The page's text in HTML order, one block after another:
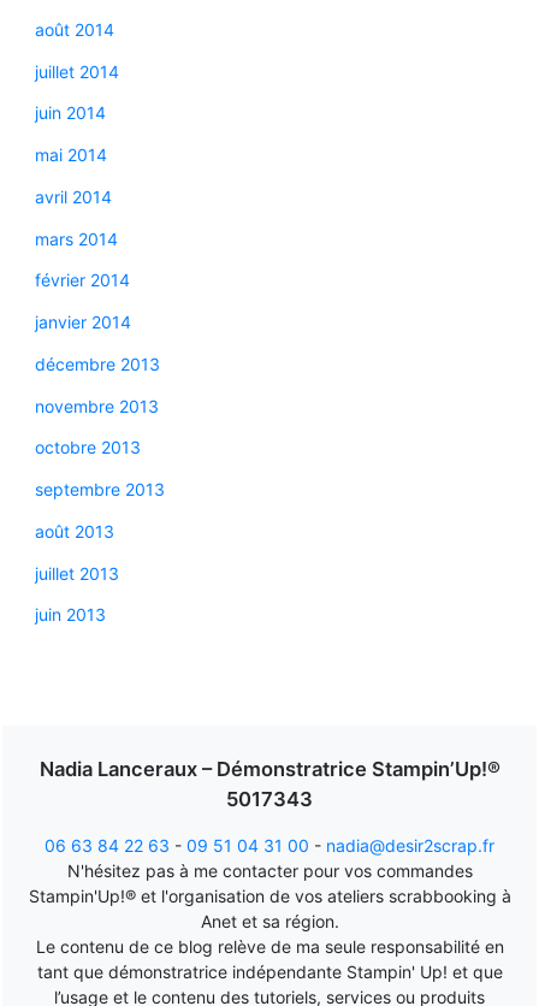
août 2014
juillet 2014
juin 2014
mai 2014
avril 2014
mars 2014
février 2014
janvier 2014
décembre 2013
novembre 2013
octobre 2013
septembre 2013
août 2013
juillet 2013
juin 2013
Nadia Lanceraux – Démonstratrice Stampin’Up!®
5017343
06 63 84 22 63 - 09 51 04 31 00 - nadia@desir2scrap.fr
N'hésitez pas à me contacter pour vos commandes
Stampin'Up!® et l'organisation de vos ateliers scrabbooking à
Anet et sa région.
Le contenu de ce blog relève de ma seule responsabilité en
tant que démonstratrice indépendante Stampin' Up! et que
l’usage et le contenu des tutoriels, services ou produits